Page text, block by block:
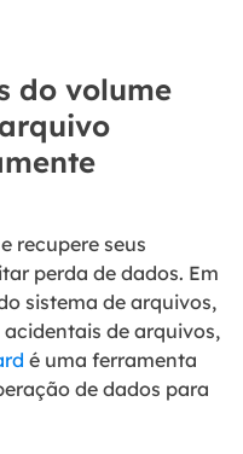
do volume
recupere seus
perda de dados. Em
sistema de arquivos,
de arquivos,
é uma ferramenta
de dados para